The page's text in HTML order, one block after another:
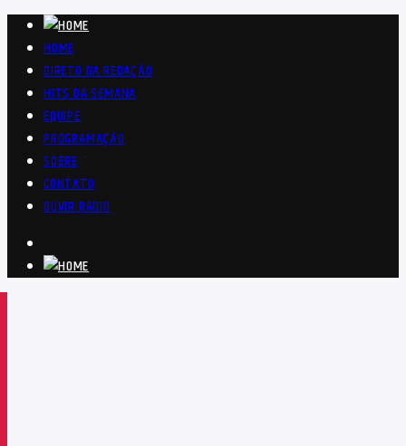
HOME
DIRETO DA REDAÇÃO
HITS DA SEMANA
EQUIPE
PROGRAMAÇÃO
SOBRE
CONTATO
OUVIR RÁDIO